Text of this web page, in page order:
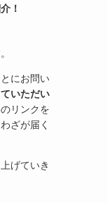
！
にお問い
いただい
リンクを
ざが届く
げていき